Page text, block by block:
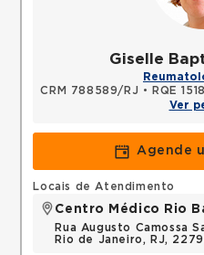
Giselle
CRM 788589/RJ • RQE
Ver
Agende
Locais de Atendimento
Centro Médico Rio
Rua Augusto Camossa
Rio de Janeiro, RJ,